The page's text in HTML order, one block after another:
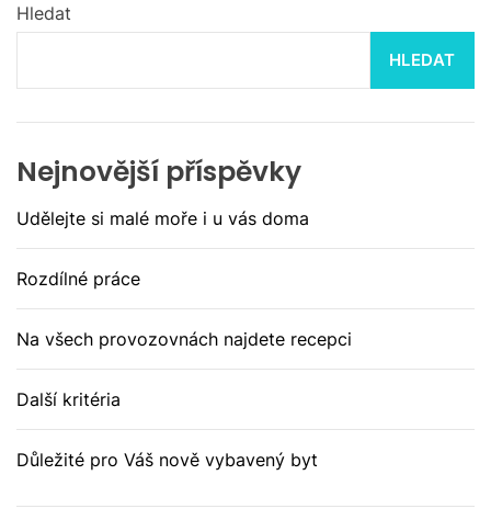
Hledat
HLEDAT
Nejnovější příspěvky
Udělejte si malé moře i u vás doma
Rozdílné práce
Na všech provozovnách najdete recepci
Další kritéria
Důležité pro Váš nově vybavený byt